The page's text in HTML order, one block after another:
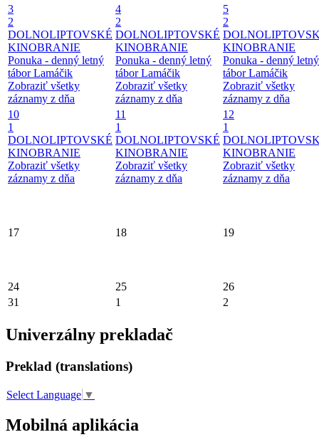
3
2
DOLNOLIPTOVSKÉ
KINOBRANIE
Ponuka - denný letný
tábor Lamáčik
Zobraziť všetky
záznamy z dňa
4
2
DOLNOLIPTOVSKÉ
KINOBRANIE
Ponuka - denný letný
tábor Lamáčik
Zobraziť všetky
záznamy z dňa
5
2
KINOBRANIE
Ponuka - denný letný
tábor Lamáčik
Zobraziť všetky
záznamy z dňa
10
1
DOLNOLIPTOVSKÉ
KINOBRANIE
Zobraziť všetky
záznamy z dňa
11
1
DOLNOLIPTOVSKÉ
KINOBRANIE
Zobraziť všetky
záznamy z dňa
12
1
KINOBRANIE
Zobraziť všetky
záznamy z dňa
17 18 19
24 25
26
31
1 2
Univerzálny prekladač
Preklad (translations)
Select Language ▼
Mobilná aplikácia